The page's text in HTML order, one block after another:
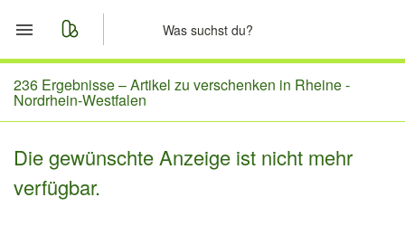
Start
Merkliste
Nachrichten
236 Ergebnisse –Artikel zu verschenken in Rheine -
Nordrhein-Westfalen
Die gewünschte Anzeige ist nicht mehr
verfügbar.